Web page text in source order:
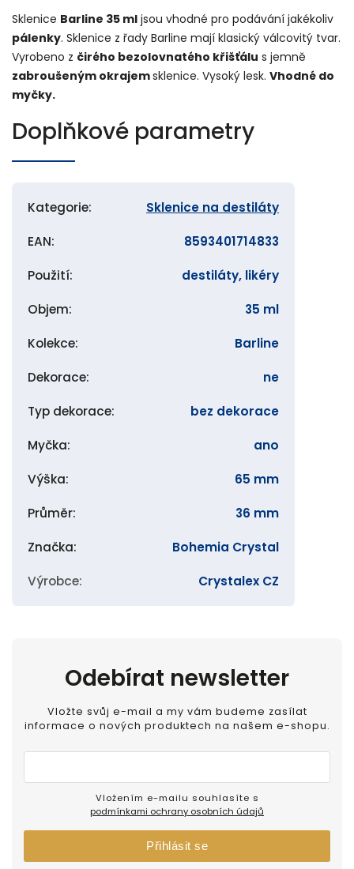
Sklenice Barline 35 ml jsou vhodné pro podávání jakékoliv
pálenky. Sklenice z řady Barline mají klasický válcovitý tvar.
Vyrobeno z čirého bezolovnatého křišťálu s jemně
zabroušeným okrajemsklenice. Vysoký lesk. Vhodné do
myčky.
Doplňkové parametry
Kategorie: Sklenice na destiláty
EAN: 8593401714833
Použití: destiláty, likéry
Objem: 35 ml
Kolekce: Barline
Dekorace: ne
Typ dekorace: bez dekorace
Myčka: ano
Výška: 65 mm
Průměr: 36 mm
Značka: Bohemia Crystal
Výrobce: Crystalex CZ
Odebírat newsletter
Vložte svůj e-mail a my vám budeme zasílat
informace o nových produktech na našem e-shopu.
podmínkami ochrany osobních údajů
Přihlásit se